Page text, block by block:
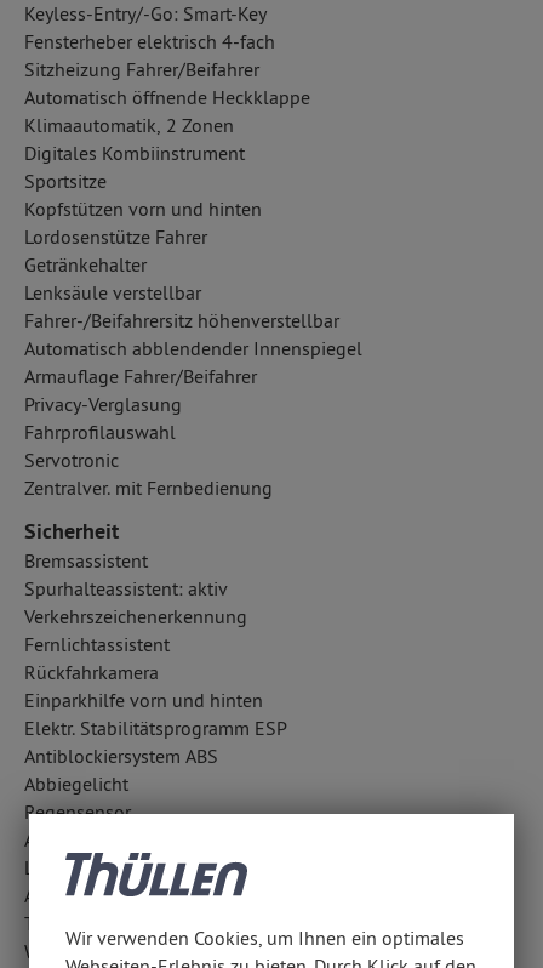
Keyless-Entry/-Go: Smart-Key
Fensterheber elektrisch 4-fach
Sitzheizung Fahrer/Beifahrer
Automatisch öffnende Heckklappe
Klimaautomatik, 2 Zonen
Digitales Kombiinstrument
Sportsitze
Kopfstützen vorn und hinten
Lordosenstütze Fahrer
Getränkehalter
Lenksäule verstellbar
Fahrer-/Beifahrersitz höhenverstellbar
Automatisch abblendender Innenspiegel
Armauflage Fahrer/Beifahrer
Privacy-Verglasung
Fahrprofilauswahl
Servotronic
Zentralver. mit Fernbedienung
Sicherheit
Bremsassistent
Spurhalteassistent: aktiv
Verkehrszeichenerkennung
Fernlichtassistent
Rückfahrkamera
Einparkhilfe vorn und hinten
Elektr. Stabilitätsprogramm ESP
Antiblockiersystem ABS
Abbiegelicht
Regensensor
Außentemperatur Anzeige
LED-Scheinwerfer
Aufmerksamkeitsassistent
TCS
Wegfahrsperre
Wir verwenden Cookies, um Ihnen ein optimales